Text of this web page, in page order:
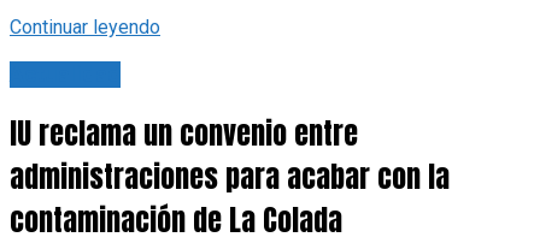
Continuar leyendo
IU reclama un convenio entre
administraciones para acabar con la
contaminación de La Colada